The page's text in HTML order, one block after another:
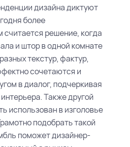
дизайна диктуют
более
решение, когда
и штор в одной комнате
текстур, фактур,
сочетаются и
в диалог, подчеркивая
Также другой
использован в изголовье
подобрать такой
поможет дизайнер-